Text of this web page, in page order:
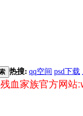
热搜: qq空间 psd下载
方网站